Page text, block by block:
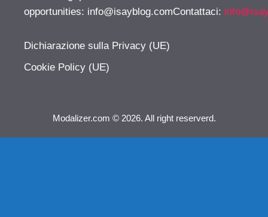
opportunities: info@isayblog.comContattaci:
Dichiarazione sulla Privacy (UE)
Cookie Policy (UE)
Modalizer.com © 2026. All right reserverd.